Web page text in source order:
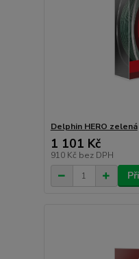
Delphin HERO zelená
1 101 Kč
910 Kč bez DPH